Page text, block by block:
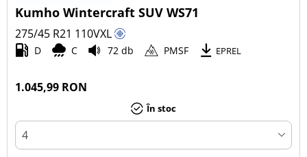
Kumho Wintercraft SUV WS71
275/45 R21 110VXL
D C 72 db PMSF EPREL
1.045,99 RON
În stoc